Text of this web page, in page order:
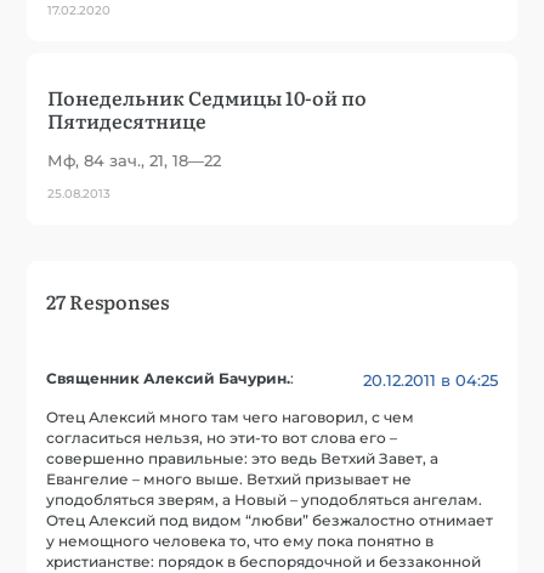
17.02.2020
Понедельник Седмицы 10-ой по
Пятидесятнице
Мф, 84 зач., 21, 18—22
25.08.2013
27 Responses
Священник Алексий Бачурин.: 20.12.2011 в 04:25
Отец Алексий много там чего наговорил, с чем
согласиться нельзя, но эти-то вот слова его –
совершенно правильные: это ведь Ветхий Завет, а
Евангелие – много выше. Ветхий призывает не
уподобляться зверям, а Новый – уподобляться ангелам.
Отец Алексий под видом “любви” безжалостно отнимает
у немощного человека то, что ему пока понятно в
христианстве: порядок в беспорядочной и беззаконной